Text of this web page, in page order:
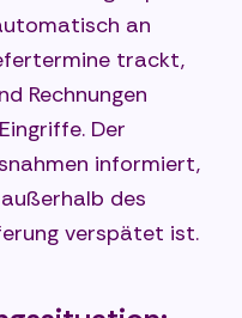
an
trackt,
Rechnungen
Der
informiert,
des
verspätet ist.